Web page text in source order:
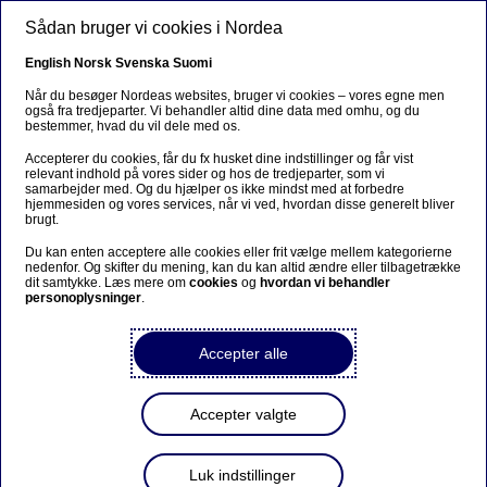
Gå til hovedindhold
Ursäkta...
Den här sidan finns tyvärr inte på svenska.
Stanna kvar på sidan
svenska
Podcast
Forår på vej
05-04-2024
Sådan bruger vi cookies i Nordea
English Norsk Svenska Suomi
Når du besøger Nordeas websites, bruger vi cookies – vores egne men
også fra tredjeparter. Vi behandler altid dine data med omhu, og du
bestemmer, hvad du vil dele med os.
Accepterer du cookies, får du fx husket dine indstillinger og får vist
relevant indhold på vores sider og hos de tredjeparter, som vi
samarbejder med. Og du hjælper os ikke mindst med at forbedre
hjemmesiden og vores services, når vi ved, hvordan disse generelt bliver
brugt.
Du kan enten acceptere alle cookies eller frit vælge mellem kategorierne
nedenfor. Og skifter du mening, kan du kan altid ændre eller tilbagetrække
dit samtykke. Læs mere omcookies og hvordan vi behandler
personoplysninger.
Accepter alle
Accepter valgte
Luk indstillinger